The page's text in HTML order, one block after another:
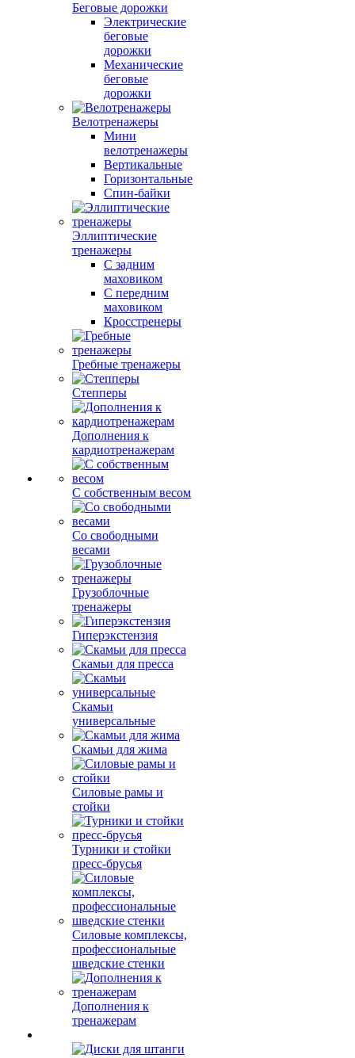
Беговые дорожки
Электрические
беговые
дорожки
Механические
беговые
дорожки
Велотренажеры
Мини
велотренажеры
Вертикальные
Горизонтальные
Спин-байки
Эллиптические
тренажеры
С задним
маховиком
С передним
маховиком
Кросстренеры
Гребные тренажеры
Степперы
Дополнения к
кардиотренажерам
С собственным весом
Со свободными
весами
Грузоблочные
тренажеры
Гиперэкстензия
Скамьи для пресса
Скамьи
универсальные
Скамьи для жима
Силовые рамы и
стойки
Турники и стойки
пресс-брусья
Силовые комплексы,
профессиональные
шведские стенки
Дополнения к
тренажерам